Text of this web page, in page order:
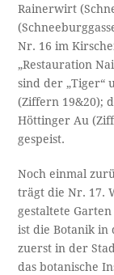
Rainerwirt
Nr. 16 im
„Restauration
sind der „Tiger“
(Ziffern 19&20);
Höttinger Au
gespeist.
Noch einmal
trägt die Nr. 17.
gestaltete
ist die Botanik in
zuerst in der
das botanische